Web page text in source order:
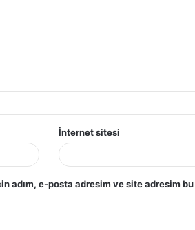
İnternet sitesi
adım, e-posta adresim ve site adresim bu